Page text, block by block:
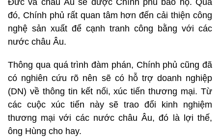
Đức và châu Âu sẽ được Chính phủ bảo hộ. Qua
đó, Chính phủ rất quan tâm hơn đến cải thiện công
nghệ sản xuất để cạnh tranh công bằng với các
nước châu Âu.
Thông qua quá trình đàm phán, Chính phủ cũng đã
có nghiên cứu rõ nên sẽ có hỗ trợ doanh nghiệp
(DN) về thông tin kết nối, xúc tiến thương mại. Từ
các cuộc xúc tiến này sẽ trao đổi kinh nghiệm
thương mại với các nước châu Âu, đó là lợi thế,
ông Hùng cho hay.